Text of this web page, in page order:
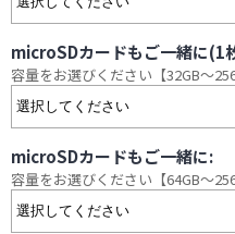
microSDカードもご一緒に(1
容量をお選びください【32GB～
microSDカードもご一緒に:
容量をお選びください【64GB～